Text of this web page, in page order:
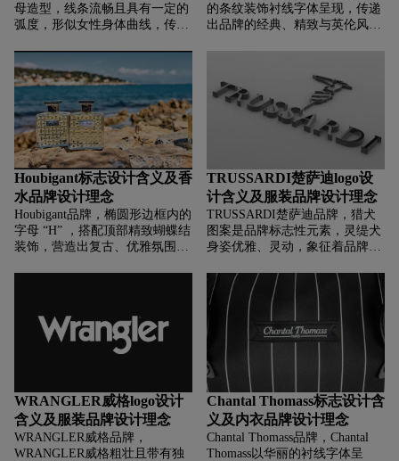
母造型，线条流畅且具有一定的
弧度，形似女性身体曲线，传递
位，体现对女性身材与舒适穿着
需求的关注，象征品牌致力于塑
造、展现女性优美体态的理念。
“MAIDENFORM” 以简洁的无衬
线字体呈现，强化品牌识别，传
递出品牌的专业、可靠形象。
的条纹装饰衬线字体呈现，传递
出品牌的经典、精致与英伦风
的英伦气质，又通过线条细节增
添时尚感，契合品牌主打高端衬
衫的定位，传递出产品的精致工
艺与设计感。
Houbigant标志设计含义及香
水品牌设计理念
Houbigant品牌，‌‌‌椭圆形边框内的
字母 “H” ，搭配顶部精致蝴蝶结
装饰，营造出复古、优雅氛围。
TRUSSARDI楚萨迪logo设
计含义及服装品牌设计理念
TRUSSARDI楚萨迪品牌，‌‌‌猎犬
图案是品牌标志性元素，灵缇犬
身姿优雅、灵动，象征着品牌的
了品牌起源于皮革工艺，猎犬常
与狩猎、精致生活关联，传递出
品牌对品质与独特生活方式的追
求。
WRANGLER威格logo设计
含义及服装品牌设计理念
WRANGLER威格品牌，‌‌‌
WRANGLER威格粗壮且带有独
Chantal Thomass标志设计含
义及内衣品牌设计理念
Chantal Thomass品牌，‌‌‌Chantal
Thomass以华丽的衬线字体呈